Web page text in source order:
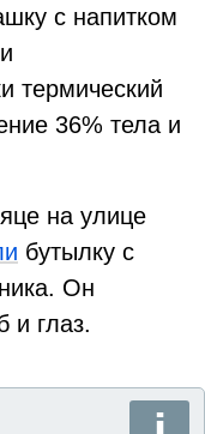
с напитком
термический
36% тела и
на улице
бутылку с
Он
и глаз.